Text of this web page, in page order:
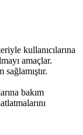
kullanıcılarına
amaçlar.
sağlamıştır.
bakım